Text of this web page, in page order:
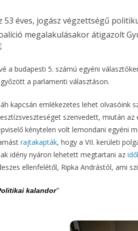
53 éves, jogász végzettségű
megalakulásakor átigazolt
a budapesti 5. számú egyéni
a parlamenti választáson.
kapcsán emlékezetes lehet olvasóink
szenvedett, miután
kénytelen volt lemondani egyéni
rajtakapták, hogy a VII. kerületi
idény nyáron lehetett megtartani az
ellenfelétől, Ripka Andrástól, ami
kalandor”